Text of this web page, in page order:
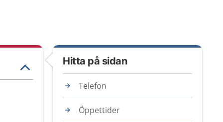
Hitta på sidan
Telefon
Öppettider